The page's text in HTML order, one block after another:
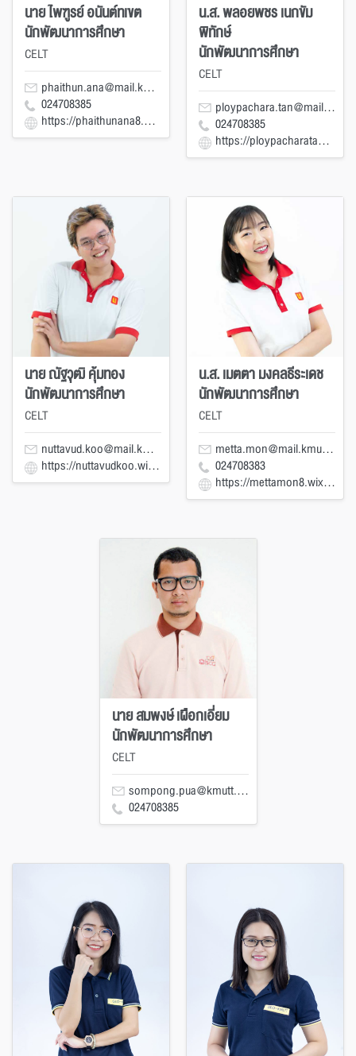
นาย ไพฑูรย์ อนันต์ทเขต
นักพัฒนาการศึกษา
CELT
phaithun.ana@mail.kmutt.ac.th
024708385
https://phaithunana8.wixsite.com/phaithun
น.ส. พลอยพชร เนกขัม
พิทักษ์
นักพัฒนาการศึกษา
CELT
ploypachara.tan@mail.kmutt.ac.th
024708385
https://ploypacharatan.wixsite.com/ploypachara-tan
นาย ณัฐวุฒิ คุ้มทอง
นักพัฒนาการศึกษา
CELT
nuttavud.koo@mail.kmutt.ac.th
https://nuttavudkoo.wixsite.com/nuttavud-koo
น.ส. เมตตา มงคลธีระเดช
นักพัฒนาการศึกษา
CELT
metta.mon@mail.kmutt.ac.th
024708383
https://mettamon8.wixsite.com/metta-mon
นาย สมพงษ์ เผือกเอี่ยม
นักพัฒนาการศึกษา
CELT
sompong.pua@kmutt.ac.th
024708385